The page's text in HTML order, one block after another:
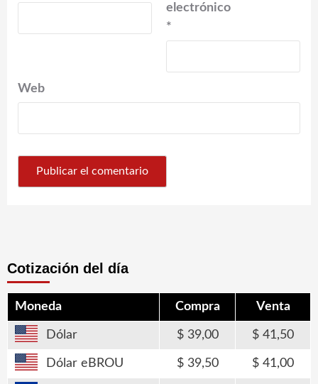
electrónico
*
Web
Cotización del día
Moneda Compra Venta
Dólar 39,00 41,50
Dólar eBROU 39,50 41,00